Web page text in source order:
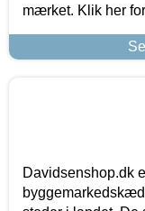
mærket. Klik her
Davidsenshop.dk